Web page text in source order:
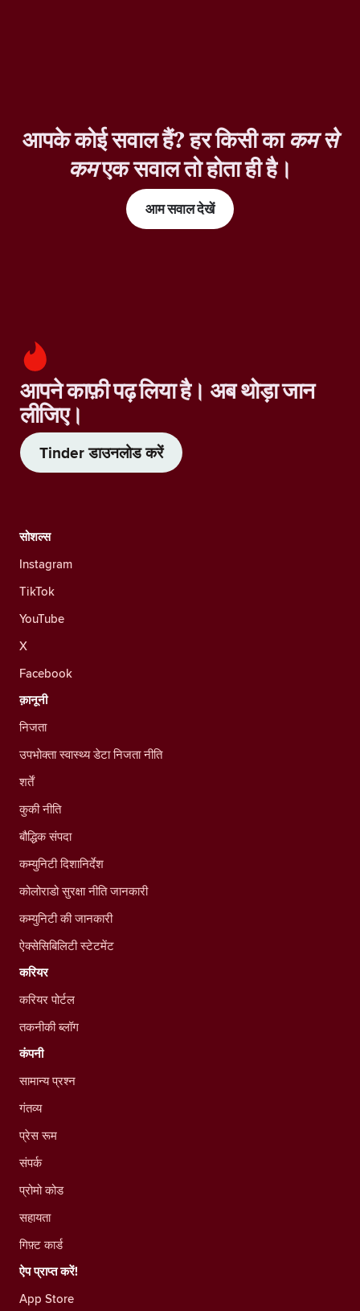
आपके कोई सवाल हैं? हर किसी काकम से
कमएक सवाल तो होता ही है।
आम सवाल देखें
आपने काफ़ी पढ़ लिया है। अब थोड़ा जान
लीजिए।
Tinder डाउनलोड करें
सोशल्स
Instagram
TikTok
YouTube
X
Facebook
क़ानूनी
निजता
उपभोक्ता स्वास्थ्य डेटा निजता नीति
शर्तें
कुकी नीति
बौद्धिक संपदा
कम्युनिटी दिशानिर्देश
कोलोराडो सुरक्षा नीति जानकारी
कम्युनिटी की जानकारी
ऐक्सेसिबिलिटी स्टेटमेंट
करियर
करियर पोर्टल
तकनीकी ब्लॉग
कंपनी
सामान्य प्रश्न
गंतव्य
प्रेस रूम
संपर्क
प्रोमो कोड
सहायता
गिफ़्ट कार्ड
ऐप प्राप्त करें!
App Store